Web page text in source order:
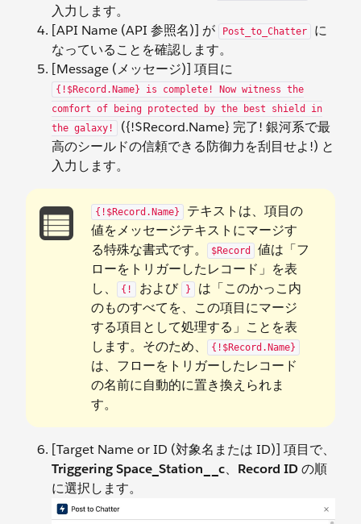
入力します。
[API Name (API 参照名)] が
Post_to_Chatter
に
なっていることを確認します。
[Message (メッセージ)] 項目に
{!$Record.Name} is complete! Now witness the
comfort of being protected by the best shield in
the galaxy!
({!$Record.Name} 完了! 銀河系で最
高のシールドの信頼できる防御力を刮目せよ!) と
入力します。
{!$Record.Name}
テキストは、項目の
値をメッセージテキストにマージす
る特殊な書式です。
$Record
値は「フ
ローをトリガーしたレコード」を表
し、
{! および }
は「このかっこ内
のものすべてを、この項目にマージ
する項目として処理する」ことを表
します。そのため、
{!$Record.Name}
は、フローをトリガーしたレコード
の名前に自動的に置き換えられま
す。
[Target Name or ID (対象名または ID)] 項目で、
Triggering Space_Station__c、 Record IDの順
に選択します。